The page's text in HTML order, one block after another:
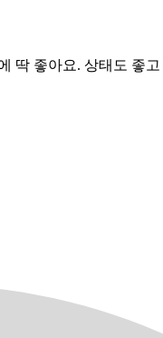
딱 좋아요. 상태도 좋